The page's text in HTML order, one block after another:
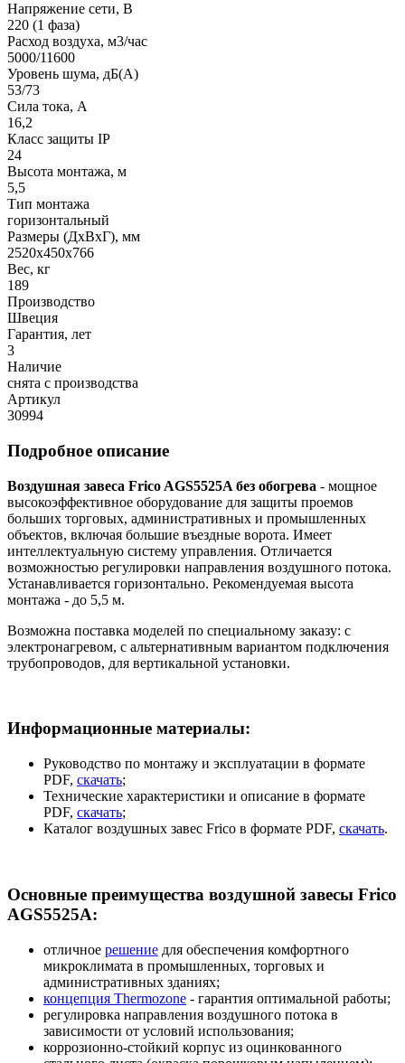
Напряжение сети, В
220 (1 фаза)
Расход воздуха, м3/час
5000/11600
Уровень шума, дБ(A)
53/73
Сила тока, A
16,2
Класс защиты IP
24
Высота монтажа, м
5,5
Тип монтажа
горизонтальный
Размеры (ДхВхГ), мм
2520x450x766
Вес, кг
189
Производство
Швеция
Гарантия, лет
3
Наличие
снята с производства
Артикул
30994
Подробное описание
Воздушная завеса Frico AGS5525A без обогрева - мощное
высокоэффективное оборудование для защиты проемов
больших торговых, административных и промышленных
объектов, включая большие въездные ворота. Имеет
интеллектуальную систему управления. Отличается
возможностью регулировки направления воздушного потока.
Устанавливается горизонтально. Рекомендуемая высота
монтажа - до 5,5 м.
Возможна поставка моделей по специальному заказу: с
электронагревом, с альтернативным вариантом подключения
трубопроводов, для вертикальной установки.
Информационные материалы:
Руководство по монтажу и эксплуатации в формате
PDF, скачать;
Технические характеристики и описание в формате
PDF, скачать;
Каталог воздушных завес Frico в формате PDF, скачать.
Основные преимущества воздушной завесы Frico
AGS5525A:
отличное решение для обеспечения комфортного
микроклимата в промышленных, торговых и
административных зданиях;
концепция Thermozone - гарантия оптимальной работы;
регулировка направления воздушного потока в
зависимости от условий использования;
коррозионно-стойкий корпус из оцинкованного